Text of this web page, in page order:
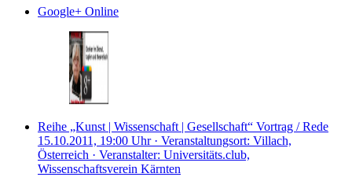
Google+ Online
Reihe „Kunst | Wissenschaft | Gesellschaft“ Vortrag / Rede
15.10.2011, 19:00 Uhr · Veranstaltungsort: Villach,
Österreich · Veranstalter: Universitäts.club,
Wissenschaftsverein Kärnten